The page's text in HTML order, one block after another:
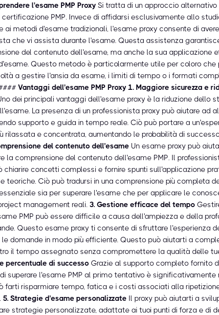
l'esame PMP Proxy Si tratta di un approccio alternativo
PMP. Invece di affidarsi esclusivamente allo
ai metodi d'esame tradizionali, l'esame proxy consente di
che vi assista durante l'esame. Questa assistenza
del contenuto dell'esame, ma anche la sua applicazione
Questo metodo è particolarmente utile per coloro che
a gestire l'ansia da esame, i limiti di tempo o i formati
Vantaggi dell'esame PMP Proxy 1. Maggiore sicurezza e
dei principali vantaggi dell'esame proxy è la riduzione dello
La presenza di un professionista proxy può aiutare ad
supporto e guida in tempo reale. Ciò può portare a
rilassata e concentrata, aumentando le probabilità di
del contenuto dell'esame Un esame proxy può
la comprensione del contenuto dell'esame PMP. Il
chiarire concetti complessi e fornire spunti sull'applicazione
teoriche. Ciò può tradursi in una comprensione più completa
sia per superare l'esame che per applicare le
management reali. 3. Gestione efficace del tempo
PMP può essere difficile a causa dell'ampiezza e della
Questo esame proxy ti consente di sfruttare l'esperienza
domande in modo più efficiente. Questo può aiutarti a
il tempo assegnato senza compromettere la qualità delle
percentuale di successo Grazie al supporto completo fornito
superare l'esame PMP al primo tentativo è significativamente
farti risparmiare tempo, fatica e i costi associati alla
5. Strategie d'esame personalizzate Il proxy può aiutarti a
strategie personalizzate, adattate ai tuoi punti di forza e di